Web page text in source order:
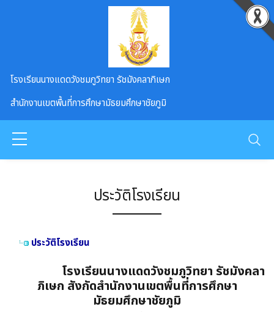
โรงเรียนนางแดดวังชมภูวิทยา รัชมังคลาภิเษก
สำนักงานเขตพื้นที่การศึกษามัธยมศึกษาชัยภูมิ
ประวัติโรงเรียน
ประวัติโรงเรียน
โรงเรียนนางแดดวังชมภูวิทยา รัชมังคลา
ภิเษก สังกัดสำนักงานเขตพื้นที่การศึกษา
มัธยมศึกษาชัยภูมิ